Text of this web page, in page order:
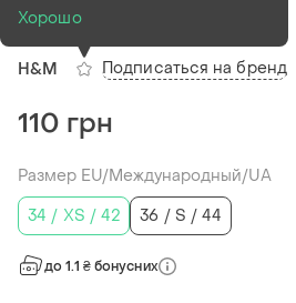
Лонгслив
H&M
Хорошо
Подписаться на бренд
110 грн
Размер EU/Международный/UA
34 / XS / 42
36 / S / 44
до 1.1 ₴ бонусних